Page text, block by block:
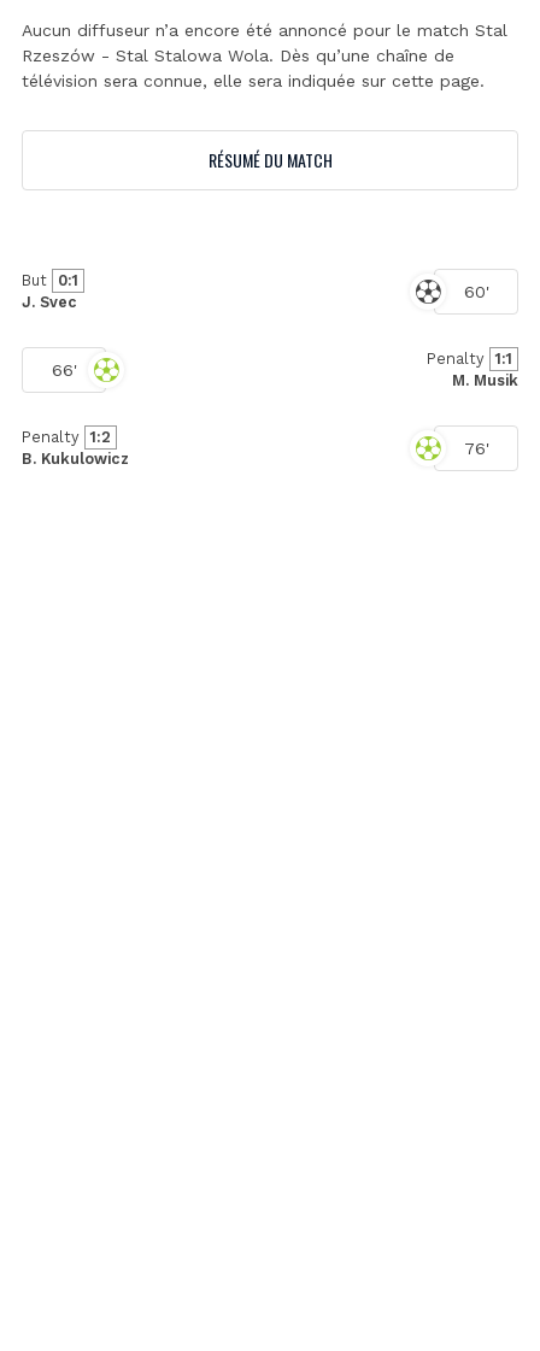
Aucun diffuseur n’a encore été annoncé pour le match Stal
Rzeszów - Stal Stalowa Wola. Dès qu’une chaîne de
télévision sera connue, elle sera indiquée sur cette page.
RÉSUMÉ DU MATCH
60'
But
0:1
J. Svec
66'
Penalty 1:1
M. Musik
76'
Penalty 1:2
B. Kukulowicz